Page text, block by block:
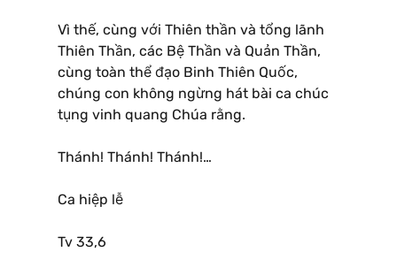
Vì thế, cùng với Thiên thần và tổng lãnh
Thiên Thần, các Bệ Thần và Quản Thần,
cùng toàn thể đạo Binh Thiên Quốc,
chúng con không ngừng hát bài ca chúc
tụng vinh quang Chúa rằng.
Thánh! Thánh! Thánh!…
Ca hiệp lễ
Tv 33,6